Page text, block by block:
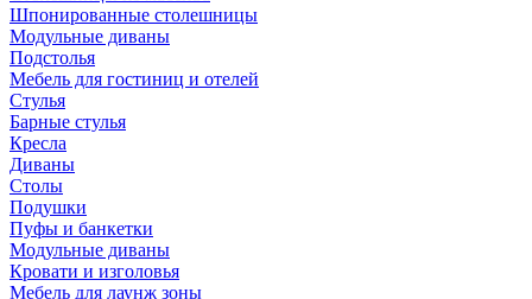
Шпонированные столешницы
Модульные диваны
Подстолья
Мебель для гостиниц и отелей
Стулья
Барные стулья
Кресла
Диваны
Столы
Подушки
Пуфы и банкетки
Модульные диваны
Кровати и изголовья
Мебель для лаунж зоны